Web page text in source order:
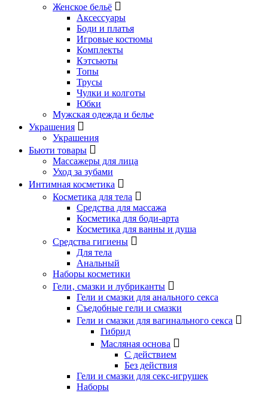
Женское бельё
Аксессуары
Боди и платья
Игровые костюмы
Комплекты
Кэтсьюты
Топы
Трусы
Чулки и колготы
Юбки
Мужская одежда и белье
Украшения
Украшения
Бьюти товары
Массажеры для лица
Уход за зубами
Интимная косметика
Косметика для тела
Средства для массажа
Косметика для боди-арта
Косметика для ванны и душа
Средства гигиены
Для тела
Анальный
Наборы косметики
Гели‚ смазки и лубриканты
Гели и смазки для анального секса
Съедобные гели и смазки
Гели и смазки для вагинального секса
Гибрид
Масляная основа
С действием
Без действия
Гели и смазки для секс-игрушек
Наборы